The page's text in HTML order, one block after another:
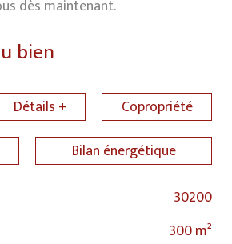
dès maintenant.
bien
Détails +
Copropriété
Bilan énergétique
30200
300 m²